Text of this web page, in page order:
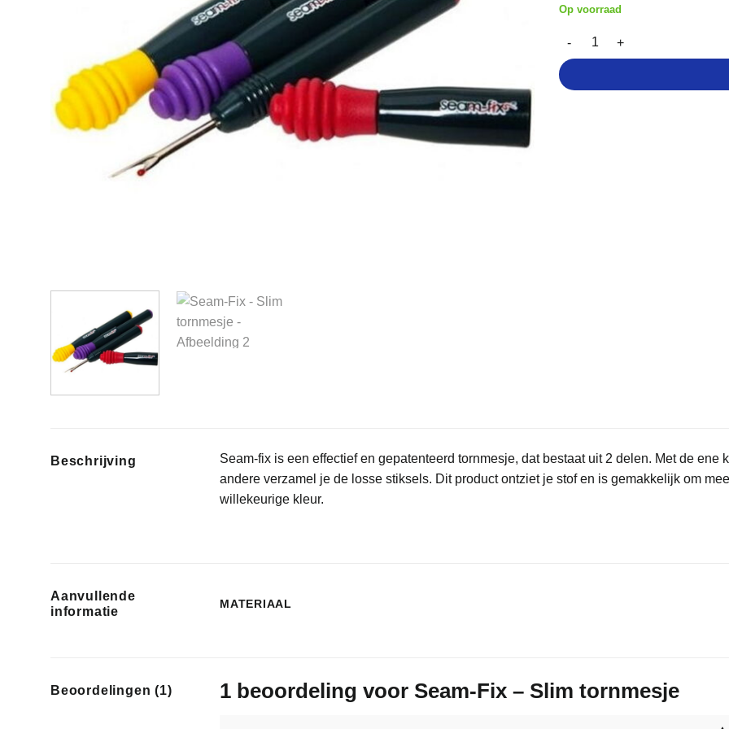
Op voorraad
Seam-Fix - Slim tornmesje
Beschrijving
Seam-fix is een effectief en gepatenteerd tornmesje, dat bestaat uit 2 delen. Met de
andere verzamel je de losse stiksels. Dit product ontziet je stof en is gemakkelijk om
willekeurige kleur.
Aanvullende
informatie
MATERIAAL
Beoordelingen (1) 1 beoordeling voor Seam-Fix – Slim tornmesje